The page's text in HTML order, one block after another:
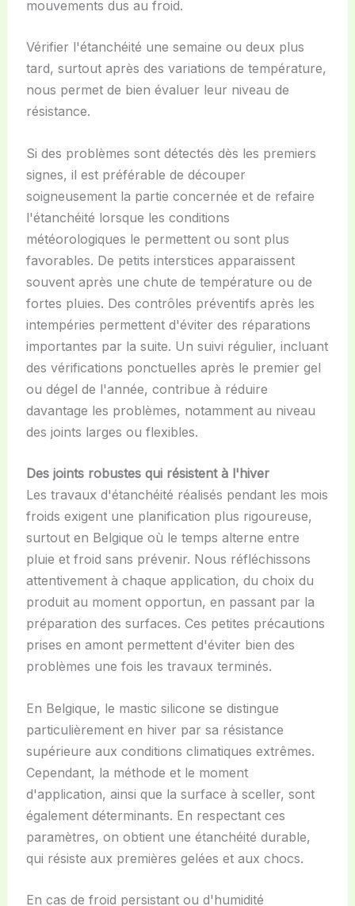
mouvements dus au froid.
Vérifier l'étanchéité une semaine ou deux plus
tard, surtout après des variations de température,
nous permet de bien évaluer leur niveau de
résistance.
Si des problèmes sont détectés dès les premiers
signes, il est préférable de découper
soigneusement la partie concernée et de refaire
l'étanchéité lorsque les conditions
météorologiques le permettent ou sont plus
favorables. De petits interstices apparaissent
souvent après une chute de température ou de
fortes pluies. Des contrôles préventifs après les
intempéries permettent d'éviter des réparations
importantes par la suite. Un suivi régulier, incluant
des vérifications ponctuelles après le premier gel
ou dégel de l'année, contribue à réduire
davantage les problèmes, notamment au niveau
des joints larges ou flexibles.
Des joints robustes qui résistent à l'hiver
Les travaux d'étanchéité réalisés pendant les mois
froids exigent une planification plus rigoureuse,
surtout en Belgique où le temps alterne entre
pluie et froid sans prévenir. Nous réfléchissons
attentivement à chaque application, du choix du
produit au moment opportun, en passant par la
préparation des surfaces. Ces petites précautions
prises en amont permettent d'éviter bien des
problèmes une fois les travaux terminés.
En Belgique, le mastic silicone se distingue
particulièrement en hiver par sa résistance
supérieure aux conditions climatiques extrêmes.
Cependant, la méthode et le moment
d'application, ainsi que la surface à sceller, sont
également déterminants. En respectant ces
paramètres, on obtient une étanchéité durable,
qui résiste aux premières gelées et aux chocs.
En cas de froid persistant ou d'humidité